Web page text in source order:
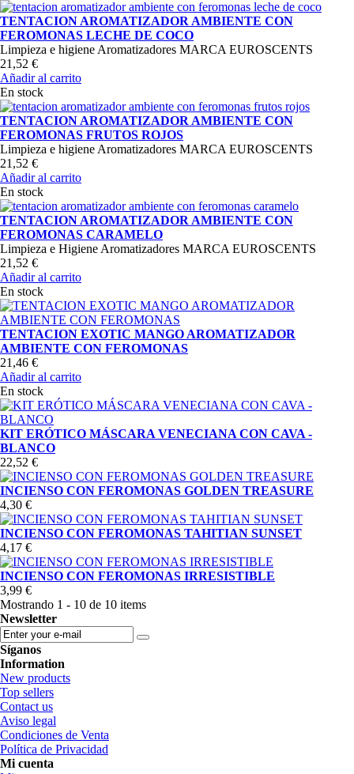
TENTACION AROMATIZADOR AMBIENTE CON
FEROMONAS LECHE DE COCO
Limpieza e higiene Aromatizadores MARCA EUROSCENTS
21,52 €
Añadir al carrito
En stock
TENTACION AROMATIZADOR AMBIENTE CON
FEROMONAS FRUTOS ROJOS
Limpieza e higiene Aromatizadores MARCA EUROSCENTS
21,52 €
Añadir al carrito
En stock
TENTACION AROMATIZADOR AMBIENTE CON
FEROMONAS CARAMELO
Limpieza e Higiene Aromatizadores MARCA EUROSCENTS
21,52 €
Añadir al carrito
En stock
TENTACION EXOTIC MANGO AROMATIZADOR
AMBIENTE CON FEROMONAS
21,46 €
Añadir al carrito
En stock
KIT ERÓTICO MÁSCARA VENECIANA CON CAVA -
BLANCO
22,52 €
INCIENSO CON FEROMONAS GOLDEN TREASURE
4,30 €
INCIENSO CON FEROMONAS TAHITIAN SUNSET
4,17 €
INCIENSO CON FEROMONAS IRRESISTIBLE
3,99 €
Mostrando 1 - 10 de 10 items
Newsletter
Síganos
Information
New products
Top sellers
Contact us
Aviso legal
Condiciones de Venta
Política de Privacidad
Mi cuenta